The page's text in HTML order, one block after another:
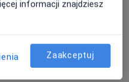
ceny?
informacji znajdziesz
Zaakceptuj